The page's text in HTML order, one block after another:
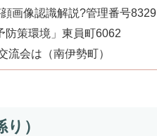
画像認識解説?管理番号8329
防策環境」東員町6062
流会は（南伊勢町）
）